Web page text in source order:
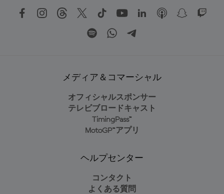
メディア＆コマーシャル
オフィシャルスポンサー
テレビブロードキャスト
TimingPass™
MotoGP™アプリ
ヘルプセンター
コンタクト
よくある質問